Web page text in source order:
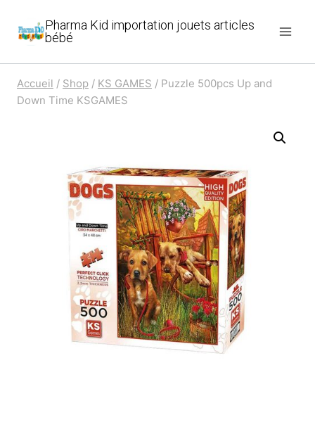
Pharma Kid importation jouets articles
bébé
Accueil / Shop / KS GAMES / Puzzle 500pcs Up and
Down Time KSGAMES